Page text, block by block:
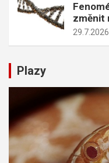
změnit
29.7.2026
Plazy